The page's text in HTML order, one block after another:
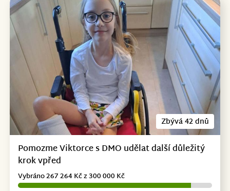
Zbývá 42 dnů
Pomozme Viktorce s DMO udělat další důležitý
krok vpřed
Vybráno 267 264 Kč z 300 000 Kč